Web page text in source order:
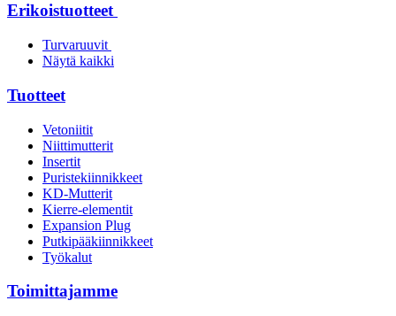
Erikoistuotteet
Turvaruuvit
Näytä kaikki
Tuotteet
Vetoniitit
Niittimutterit
Insertit
Puristekiinnikkeet
KD-Mutterit
Kierre-elementit
Expansion Plug
Putkipääkiinnikkeet
Työkalut
Toimittajamme